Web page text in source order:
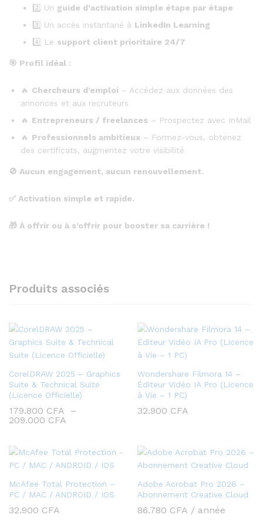
2️⃣ Un guide d’activation simple étape par étape
3️⃣ Un accès instantané à LinkedIn Learning
4️⃣ Le support client prioritaire 24/7
🎯 Profil idéal :
🔥 Chercheurs d’emploi – Accédez aux données des
annonces et aux recruteurs
🔥 Entrepreneurs / freelances – Prospectez avec InMail
🔥 Professionnels ambitieux – Formez-vous, obtenez
des certificats, augmentez votre visibilité
🚫 Aucun engagement, aucun renouvellement.
✅ Activation simple et rapide.
🎁 À offrir ou à s’offrir pour booster sa carrière !
Produits associés
CorelDRAW 2025 – Graphics
Suite & Technical Suite
(Licence Officielle)
179.800 CFA
–
209.000 CFA
179.800 CFA
à
209.000 CFA
Wondershare Filmora 14 –
Éditeur Vidéo IA Pro (Licence
à Vie – 1 PC)
32.900 CFA
McAfee Total Protection –
PC / MAC / ANDROID / IOS
32.900 CFA
Adobe Acrobat Pro 2026 –
Abonnement Creative Cloud
86.780 CFA / année